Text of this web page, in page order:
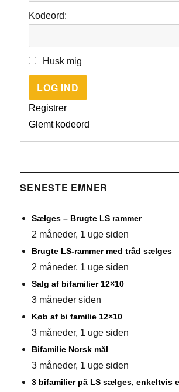
Kodeord:
Husk mig
LOG IND
Registrer
Glemt kodeord
SENESTE EMNER
Sælges – Brugte LS rammer
2 måneder, 1 uge siden
Brugte LS-rammer med tråd sælges
2 måneder, 1 uge siden
Salg af bifamilier 12×10
3 måneder siden
Køb af bi familie 12×10
3 måneder, 1 uge siden
Bifamilie Norsk mål
3 måneder, 1 uge siden
3 bifamilier på LS sælges, enkeltvis